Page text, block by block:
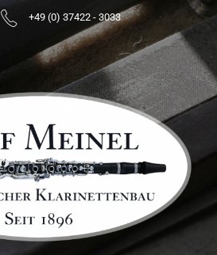
+49 (0) 37422 - 3033